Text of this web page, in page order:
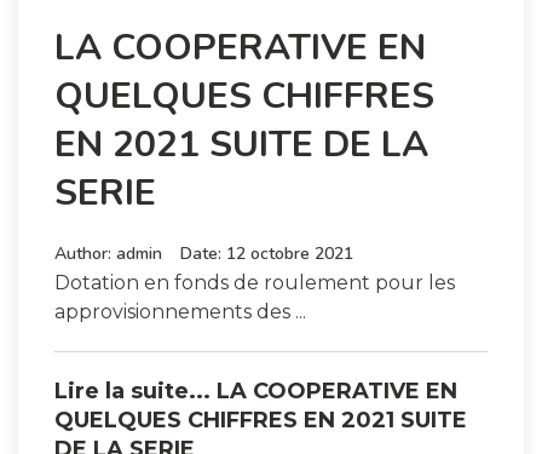
LA COOPERATIVE EN
QUELQUES CHIFFRES
EN 2021 SUITE DE LA
SERIE
Author: admin Date: 12 octobre 2021
Dotation en fonds de roulement pour les
approvisionnements des ...
Lire la suite... LA COOPERATIVE EN
QUELQUES CHIFFRES EN 2021 SUITE